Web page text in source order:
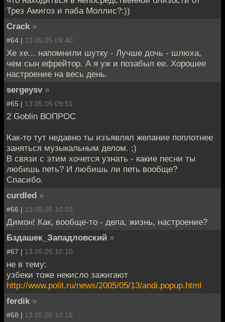
Трез Амигоз и паба Моллис?:))
Crack »
#64 | 13.05.05 09:40
Хе хе... напомнили шутку - Лучше дочь - шлюха,
чем сын ефрейтор. А я уж и позабыл ее. Хорошее
настроение на весь день.
sergeysv »
#65 | 13.05.05 09:51
2 Goblin ВОПРОС
Как-то тут недавно ты изъявлял желание поплотнее
заняться музыкальным делом. ;)
В связи с этим хочется узнать - какие песни ты
любишь петь? И любишь ли петь вообще?
Спасибо.
curdled »
#66 | 13.05.05 10:03
Димон! Как, вообще-то - дела, жизнь, настроение?
Бздашек_Западловский »
#67 | 13.05.05 10:10
не в тему:
узбеки тоже некисло зажигают
http://www.polit.ru/news/2005/05/13/andi.popup.html
ferdik »
#68 | 13.05.05 10:16